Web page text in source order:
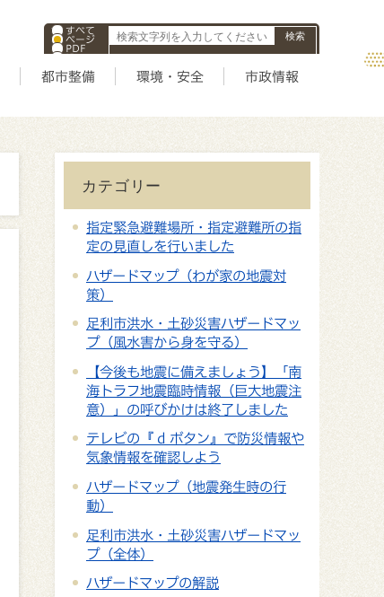
すべて
ページ
PDF
ID
都市整備 環境・安全 市政情報
カテゴリー
指定緊急避難場所・指定避難所の指
定の見直しを行いました
ハザードマップ（わが家の地震対
策）
足利市洪水・土砂災害ハザードマッ
プ（風水害から身を守る）
【今後も地震に備えましょう】「南
海トラフ地震臨時情報（巨大地震注
意）」の呼びかけは終了しました
テレビの『 d ボタン』で防災情報や
気象情報を確認しよう
ハザードマップ（地震発生時の行
動）
足利市洪水・土砂災害ハザードマッ
プ（全体）
ハザードマップの解説